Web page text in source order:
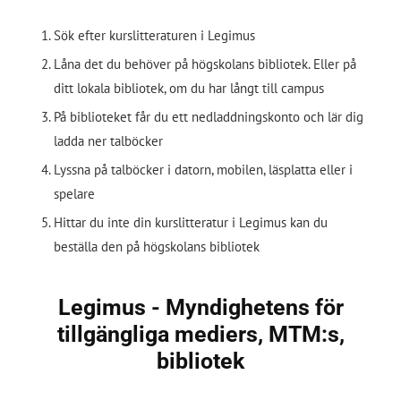
Sök efter kurslitteraturen i Legimus
Låna det du behöver på högskolans bibliotek. Eller på
ditt lokala bibliotek, om du har långt till campus
På biblioteket får du ett nedladdningskonto och lär dig
ladda ner talböcker
Lyssna på talböcker i datorn, mobilen, läsplatta eller i
spelare
Hittar du inte din kurslitteratur i Legimus kan du
beställa den på högskolans bibliotek
Legimus - Myndighetens för
tillgängliga mediers, MTM:s,
bibliotek